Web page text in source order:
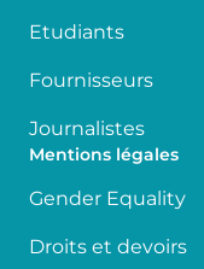
Etudiants
Fournisseurs
Journalistes
Mentions légales
Gender Equality
Droits et devoirs